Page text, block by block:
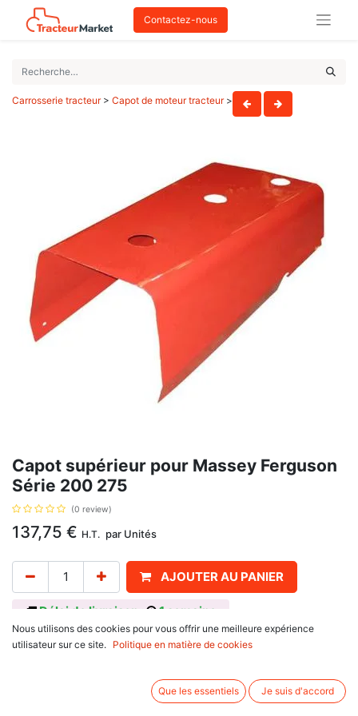
Contactez-nous
Carrosserie tracteur> Capot de moteur tracteur>
Capot supérieur pour Massey Ferguson
Série 200 275
(0 review)
137,75 € H.T. par Unités
AJOUTER AU PANIER
Délai de livraison : 1 semaine
1175 mm. Référence d'origine : 1672960M93. Se monte sur :
Nous utilisons des cookies pour vous offrir une meilleure expérience
utilisateur sur ce site.
Politique en matière de cookies
Que les essentiels Je suis d'accord